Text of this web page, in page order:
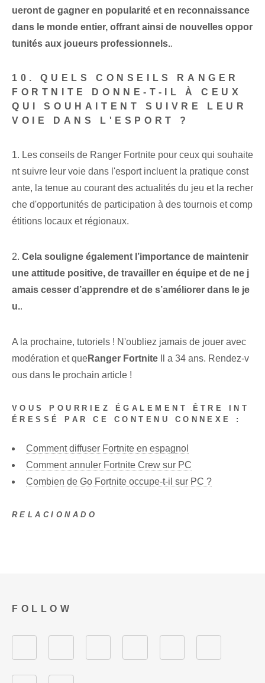
ueront de gagner en popularité et en reconnaissance
dans le monde entier, offrant ainsi de nouvelles oppor
tunités aux joueurs professionnels..
10. QUELS CONSEILS RANGER⁤
FORTNITE DONNE-T-IL À CEUX
QUI SOUHAITENT SUIVRE LEUR
VOIE DANS L'ESPORT ?
1. Les conseils de Ranger Fortnite pour ceux qui souhaite
nt suivre leur voie dans l'esport incluent la pratique const
ante, la tenue au courant des ⁢actualités du jeu et‍ la recher
che d'opportunités de participation à des tournois et comp
étitions locaux et régionaux.
2. Cela souligne également l’importance de maintenir
une attitude positive, de travailler en équipe et de ne j
amais cesser d’apprendre et de s’améliorer dans le je
u..
A la prochaine, tutoriels ! N'oubliez jamais​ de jouer avec
modération et ⁢que​Ranger‍ Fortnite Il a 34 ans. Rendez-v
ous dans le prochain article !
VOUS POURRIEZ ÉGALEMENT ÊTRE INT
ÉRESSÉ PAR CE CONTENU CONNEXE :
Comment diffuser Fortnite en espagnol
Comment annuler Fortnite Crew sur PC
Combien de Go Fortnite occupe-t-il sur PC ?
RELACIONADO
FOLLOW